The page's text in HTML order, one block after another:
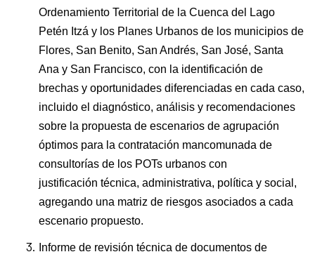
Ordenamiento Territorial de la Cuenca del Lago
Petén Itzá y los Planes Urbanos de los municipios de
Flores, San Benito, San Andrés, San José, Santa
Ana y San Francisco, con la identificación de
brechas y oportunidades diferenciadas en cada caso,
incluido el diagnóstico, análisis y recomendaciones
sobre la propuesta de escenarios de agrupación
óptimos para la contratación mancomunada de
consultorías de los POTs urbanos con
justificación técnica, administrativa, política y social,
agregando una matriz de riesgos asociados a cada
escenario propuesto.
Informe de revisión técnica de documentos de